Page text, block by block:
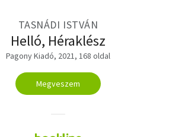
TASNÁDI ISTVÁN
Helló, Héraklész
Pagony Kiadó, 2021, 168 oldal
Megveszem